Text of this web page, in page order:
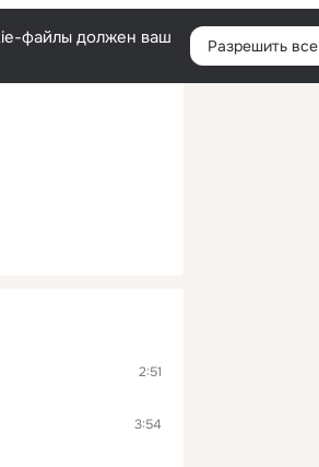
Войти
файлы должен ваш
Разрешить все
2:51
3:54